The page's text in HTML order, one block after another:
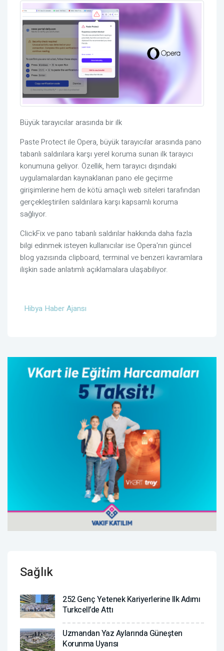
Büyük tarayıcılar arasında bir ilk
Paste Protect ile Opera, büyük tarayıcılar arasında pano
tabanlı saldırılara karşı yerel koruma sunan ilk tarayıcı
konumuna geliyor. Özellik, hem tarayıcı dışındaki
uygulamalardan kaynaklanan pano ele geçirme
girişimlerine hem de kötü amaçlı web siteleri tarafından
gerçekleştirilen saldırılara karşı kapsamlı koruma
sağlıyor.
ClickFix ve pano tabanlı saldırılar hakkında daha fazla
bilgi edinmek isteyen kullanıcılar ise Opera'nın güncel
blog yazısında clipboard, terminal ve benzeri kavramlara
ilişkin sade anlatımlı açıklamalara ulaşabiliyor.
Hibya Haber Ajansı
Sağlık
252 Genç Yetenek Kariyerlerine Ilk Adımı
Turkcell’de Attı
Uzmandan Yaz Aylarında Güneşten
Korunma Uyarısı